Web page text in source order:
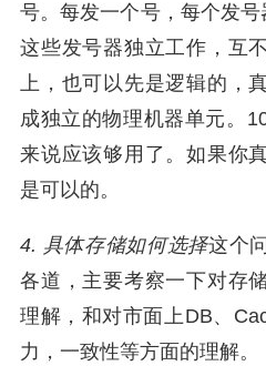
号。每发一个号，每个发号
这些发号器独立工作，互
上，也可以先是逻辑的，
成独立的物理机器单元。
来说应该够用了。如果你
是可以的。
4. 具体存储如何选择这个
各道，主要考察一下对存
理解，和对市面上DB、
力，一致性等方面的理解。